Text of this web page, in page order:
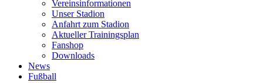
Vereinsinformationen
Unser Stadion
Anfahrt zum Stadion
Aktueller Trainingsplan
Fanshop
Downloads
News
Fußball